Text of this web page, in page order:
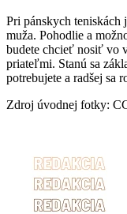
Pri pánskych teniskách
muža. Pohodlie a
budete chcieť nosiť vo
priateľmi. Stanú sa
potrebujete a radšej sa
Zdroj úvodnej fotky: